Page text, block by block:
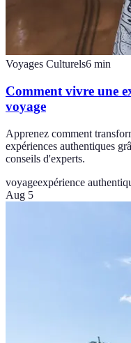
Voyages Culturels6 min
Comment vivre une
voyage
Apprenez comment
expériences authentiques
conseils d'experts.
voyageexpérience
Aug 5